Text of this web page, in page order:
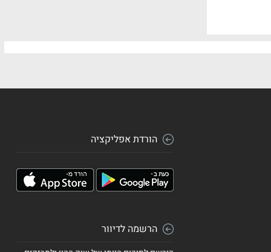
הורדת אפליקציה
הרשמה לדיוור